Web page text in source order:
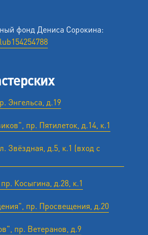
фонд Дениса Сорокина:
Энгельса, д.19
пр. Пятилеток, д.14, к.1
Звёздная, д.5, к.1 (вход с
Косыгина, д.28, к.1
пр. Просвещения, д.20
пр. Ветеранов, д.9